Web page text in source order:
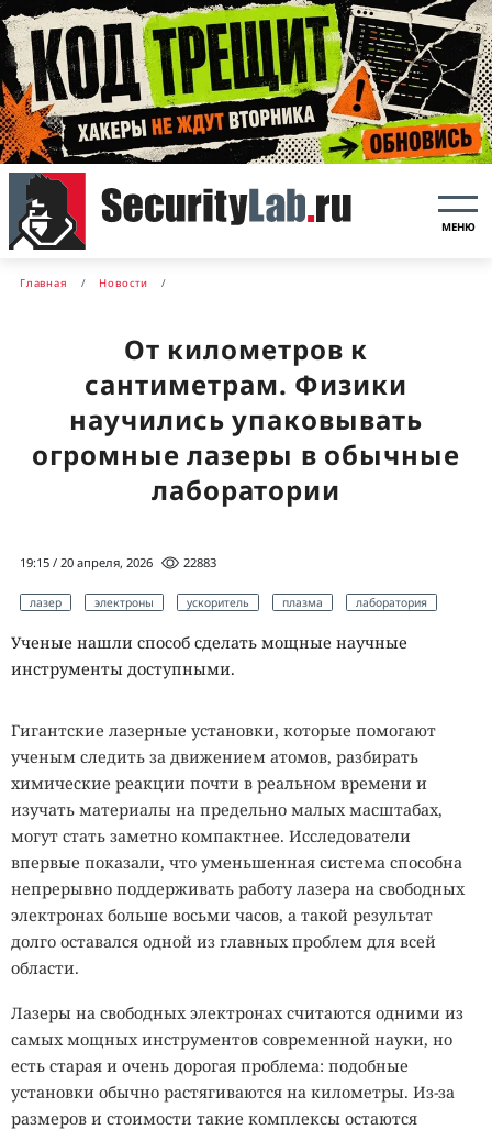
МЕНЮ
Главная Новости
От километров к
сантиметрам. Физики
научились упаковывать
огромные лазеры в обычные
лаборатории
19:15 / 20 апреля, 2026 22883
лазер электроны ускоритель плазма лаборатория
Ученые нашли способ сделать мощные научные
инструменты доступными.
Гигантские лазерные установки, которые помогают
ученым следить за движением атомов, разбирать
химические реакции почти в реальном времени и
изучать материалы на предельно малых масштабах,
могут стать заметно компактнее. Исследователи
впервые показали, что уменьшенная система способна
непрерывно поддерживать работу лазера на свободных
электронах больше восьми часов, а такой результат
долго оставался одной из главных проблем для всей
области.
Лазеры на свободных электронах считаются одними из
самых мощных инструментов современной науки, но
есть старая и очень дорогая проблема: подобные
установки обычно растягиваются на километры. Из-за
размеров и стоимости такие комплексы остаются